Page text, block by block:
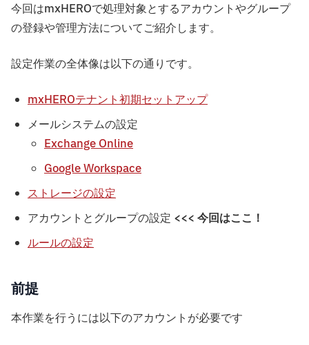
今回はmxHEROで処理対象とするアカウントやグループ
の登録や管理方法についてご紹介します。
設定作業の全体像は以下の通りです。
mxHEROテナント初期セットアップ
メールシステムの設定
Exchange Online
Google Workspace
ストレージの設定
アカウントとグループの設定 <<< 今回はここ！
ルールの設定
前提
本作業を行うには以下のアカウントが必要です